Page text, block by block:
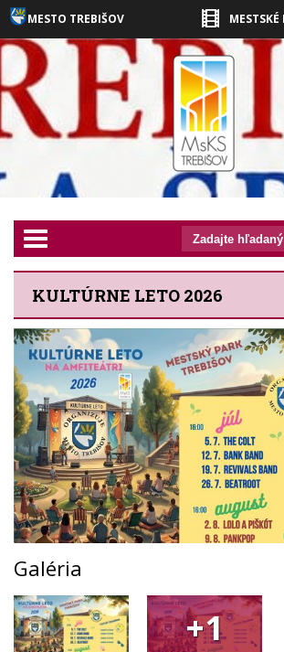
MESTO TREBIŠOV
prepnut_navigaciu
KULTÚRNE LETO 2026
Galéria
+1